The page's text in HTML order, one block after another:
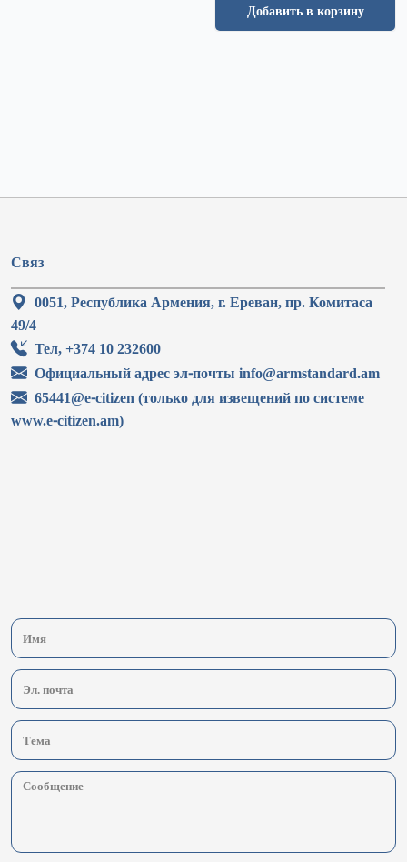
Добавить в корзину
Связ
0051, Республика Армения, г. Ереван, пр. Комитаса
49/4
Тел, +374 10 232600
Официальный адрес эл-почты info@armstandard.am
65441@e-citizen (только для извещений по системе
www.e-citizen.am)